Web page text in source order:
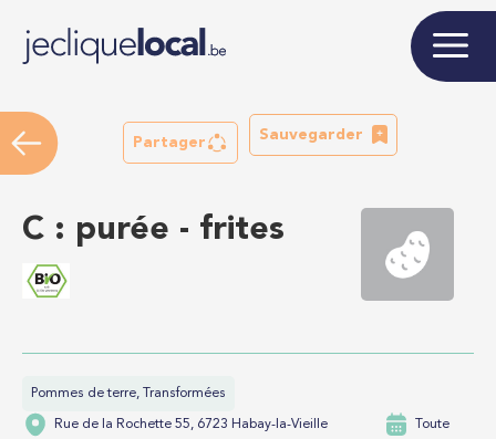
Partager
Sauvegarder
C : purée - frites
Pommes de terre, Transformées
Rue de la Rochette 55, 6723 Habay-la-Vieille Toute